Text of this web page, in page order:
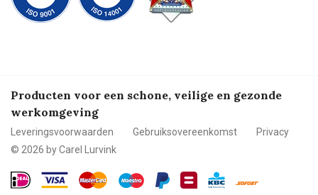
Producten voor een schone, veilige en gezonde
werkomgeving
Leveringsvoorwaarden Gebruiksovereenkomst
Privacy
© 2026 by Carel Lurvink